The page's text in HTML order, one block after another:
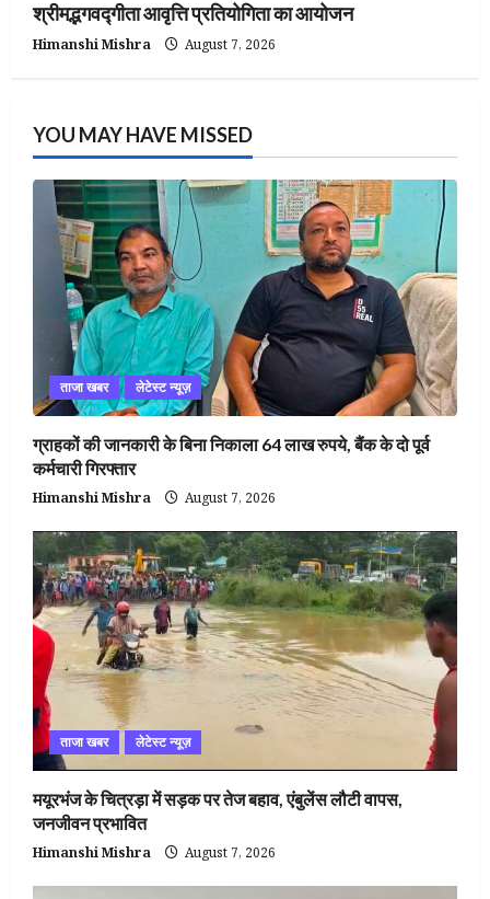
श्रीमद्भगवद्गीता आवृत्ति प्रतियोगिता का आयोजन
Himanshi Mishra August 7, 2026
YOU MAY HAVE MISSED
ताजा खबर लेटेस्ट न्यूज़
ग्राहकों की जानकारी के बिना निकाला 64 लाख रुपये, बैंक के दो पूर्व
कर्मचारी गिरफ्तार
Himanshi Mishra August 7, 2026
ताजा खबर लेटेस्ट न्यूज़
मयूरभंज के चित्रड़ा में सड़क पर तेज बहाव, एंबुलेंस लौटी वापस,
जनजीवन प्रभावित
Himanshi Mishra August 7, 2026